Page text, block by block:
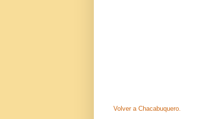
Volver a Chacabuquero.